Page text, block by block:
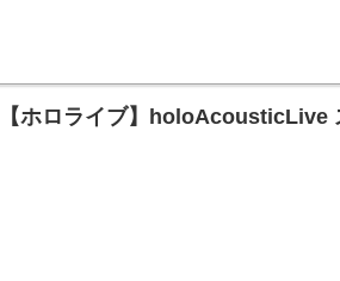
【ホロライブ】holoAcousticLive